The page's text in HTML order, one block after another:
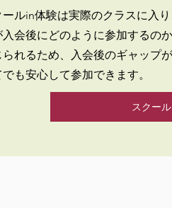
ールin体験は実際のクラスに入
入会後にどのように参加するの
られるため、入会後のギャップ
も安心して参加できます。
スクー